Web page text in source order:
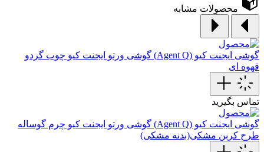
محصولات مشابه
گوشی ایجنت کیو (Agent Q)
گوشی ورتو ایجنت کیو چوب گردو
قهوه ای
تماس بگیرید
گوشی ایجنت کیو (Agent Q)
گوشی ورتو ایجنت کیو چرم گوساله
طرح‌ کربن مشکی(بدنه مشکی)